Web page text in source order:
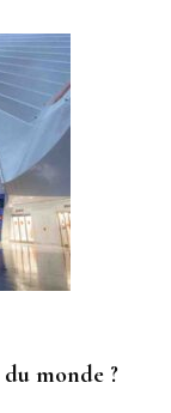
monde ?